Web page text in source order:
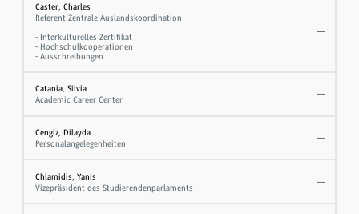
Caster, Charles
Referent Zentrale Auslandskoordination
- Interkulturelles Zertifikat
- Hochschulkooperationen
- Ausschreibungen
Catania, Silvia
Academic Career Center
Cengiz, Dilayda
Personalangelegenheiten
Chlamidis, Yanis
Vizepräsident des Studierendenparlaments